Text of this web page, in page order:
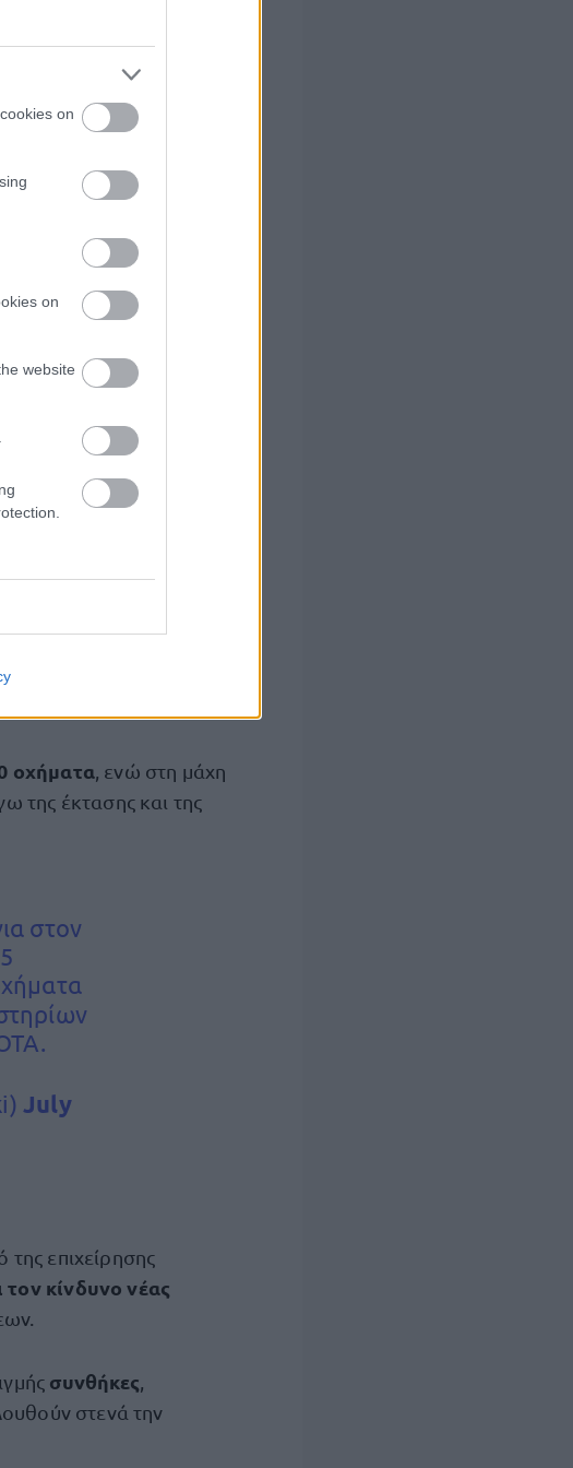
on
on
website
έκτακτης ανάγκης
να απομακρυνθούν
οχήματα , ενώ στη μάχη
της έκτασης και της
στον
July
επιχείρησης
τον κίνδυνο νέας
συνθήκες
στενά την